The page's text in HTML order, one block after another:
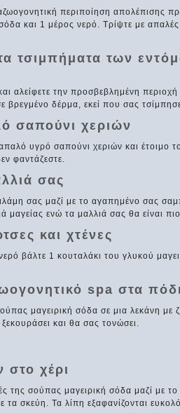
περιποίηση απολέπισης
και 1 μέρος νερό. Τρίψτε με απαλές
τσιμπήματα των
αλείφετε την προσβεβλημένη
βρεγμένο δέρμα, εκεί που σας
σαπούνι χεριών
υγρό σαπούνι χεριών και έτοιμο
φαντάζεστε.
σας
σας μαζί με το αγαπημένο σας
μαγείας ενώ τα μαλλιά σας θα είναι
και χτένες
βάλτε 1 κουταλάκι του γλυκού
spa στα
μαγειρική σόδα σε μια λεκάνη με
και θα σας τονώσει.
στο χέρι
της σούπας μαγειρική σόδα μαζί με
τα σκεύη. Τα λίπη εξαφανίζονται